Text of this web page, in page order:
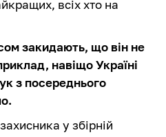
всіх хто на
закидають, що він не
навіщо Україні
з посереднього
у збірній